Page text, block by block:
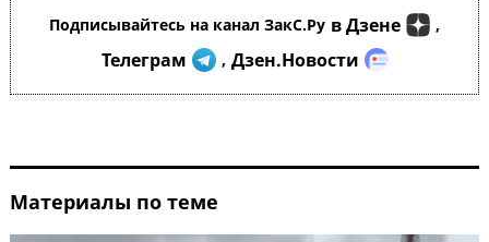
Подписывайтесь на канал ЗакС.Ру в Дзене ,
Телеграм , Дзен.Новости
Материалы по теме